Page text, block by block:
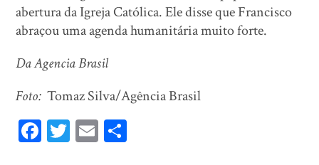
abertura da Igreja Católica. Ele disse que Francisco
abraçou uma agenda humanitária muito forte.
Da Agencia Brasil
Foto: Tomaz Silva/Agência Brasil
Fa T E